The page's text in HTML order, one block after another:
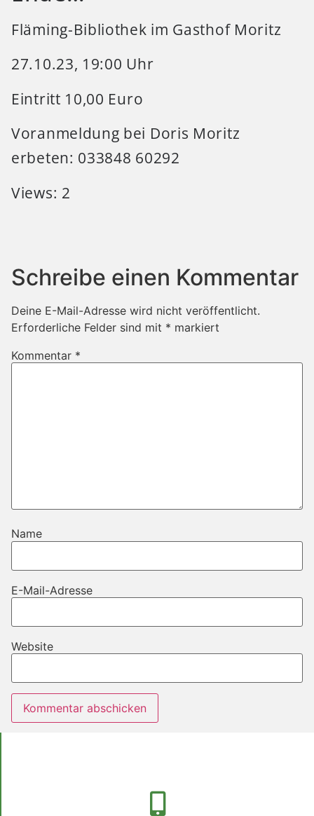
Fläming-Bibliothek im Gasthof Moritz
27.10.23, 19:00 Uhr
Eintritt 10,00 Euro
Voranmeldung bei Doris Moritz
erbeten: 033848 60292
Views: 2
Schreibe einen Kommentar
Deine E-Mail-Adresse wird nicht veröffentlicht.
Erforderliche Felder sind mit * markiert
Kommentar *
Name
E-Mail-Adresse
Website